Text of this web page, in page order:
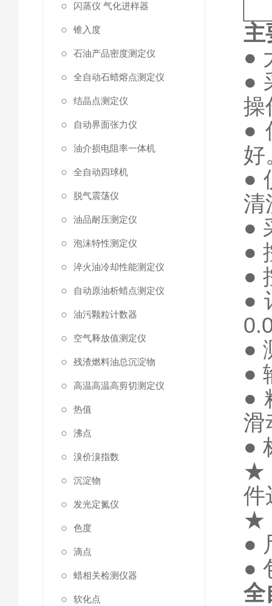
闪蒸仪 气化进样器
锥入度
石油产品密度测定仪
全自动石蜡熔点测定仪
结晶点测定仪
自动界面张力仪
油介损电阻率一体机
全自动四球机
脱气震荡仪
油品耐压测定仪
泡沫特性测定仪
淬火油冷却性能测定仪
自动原油析蜡点测定仪
油污颗粒计数器
空气释放值测定仪
残渣燃料油总沉淀物
高温高温高剪切测定仪
热值
沸点
溴价溴指数
沉淀物
发光定氮仪
色度
滴点
蜡相关检测仪器
软化点
主
●
●
操
●
好
●
清
●
●
●
●
●
●
●
滑
●
件
★
●
●
全